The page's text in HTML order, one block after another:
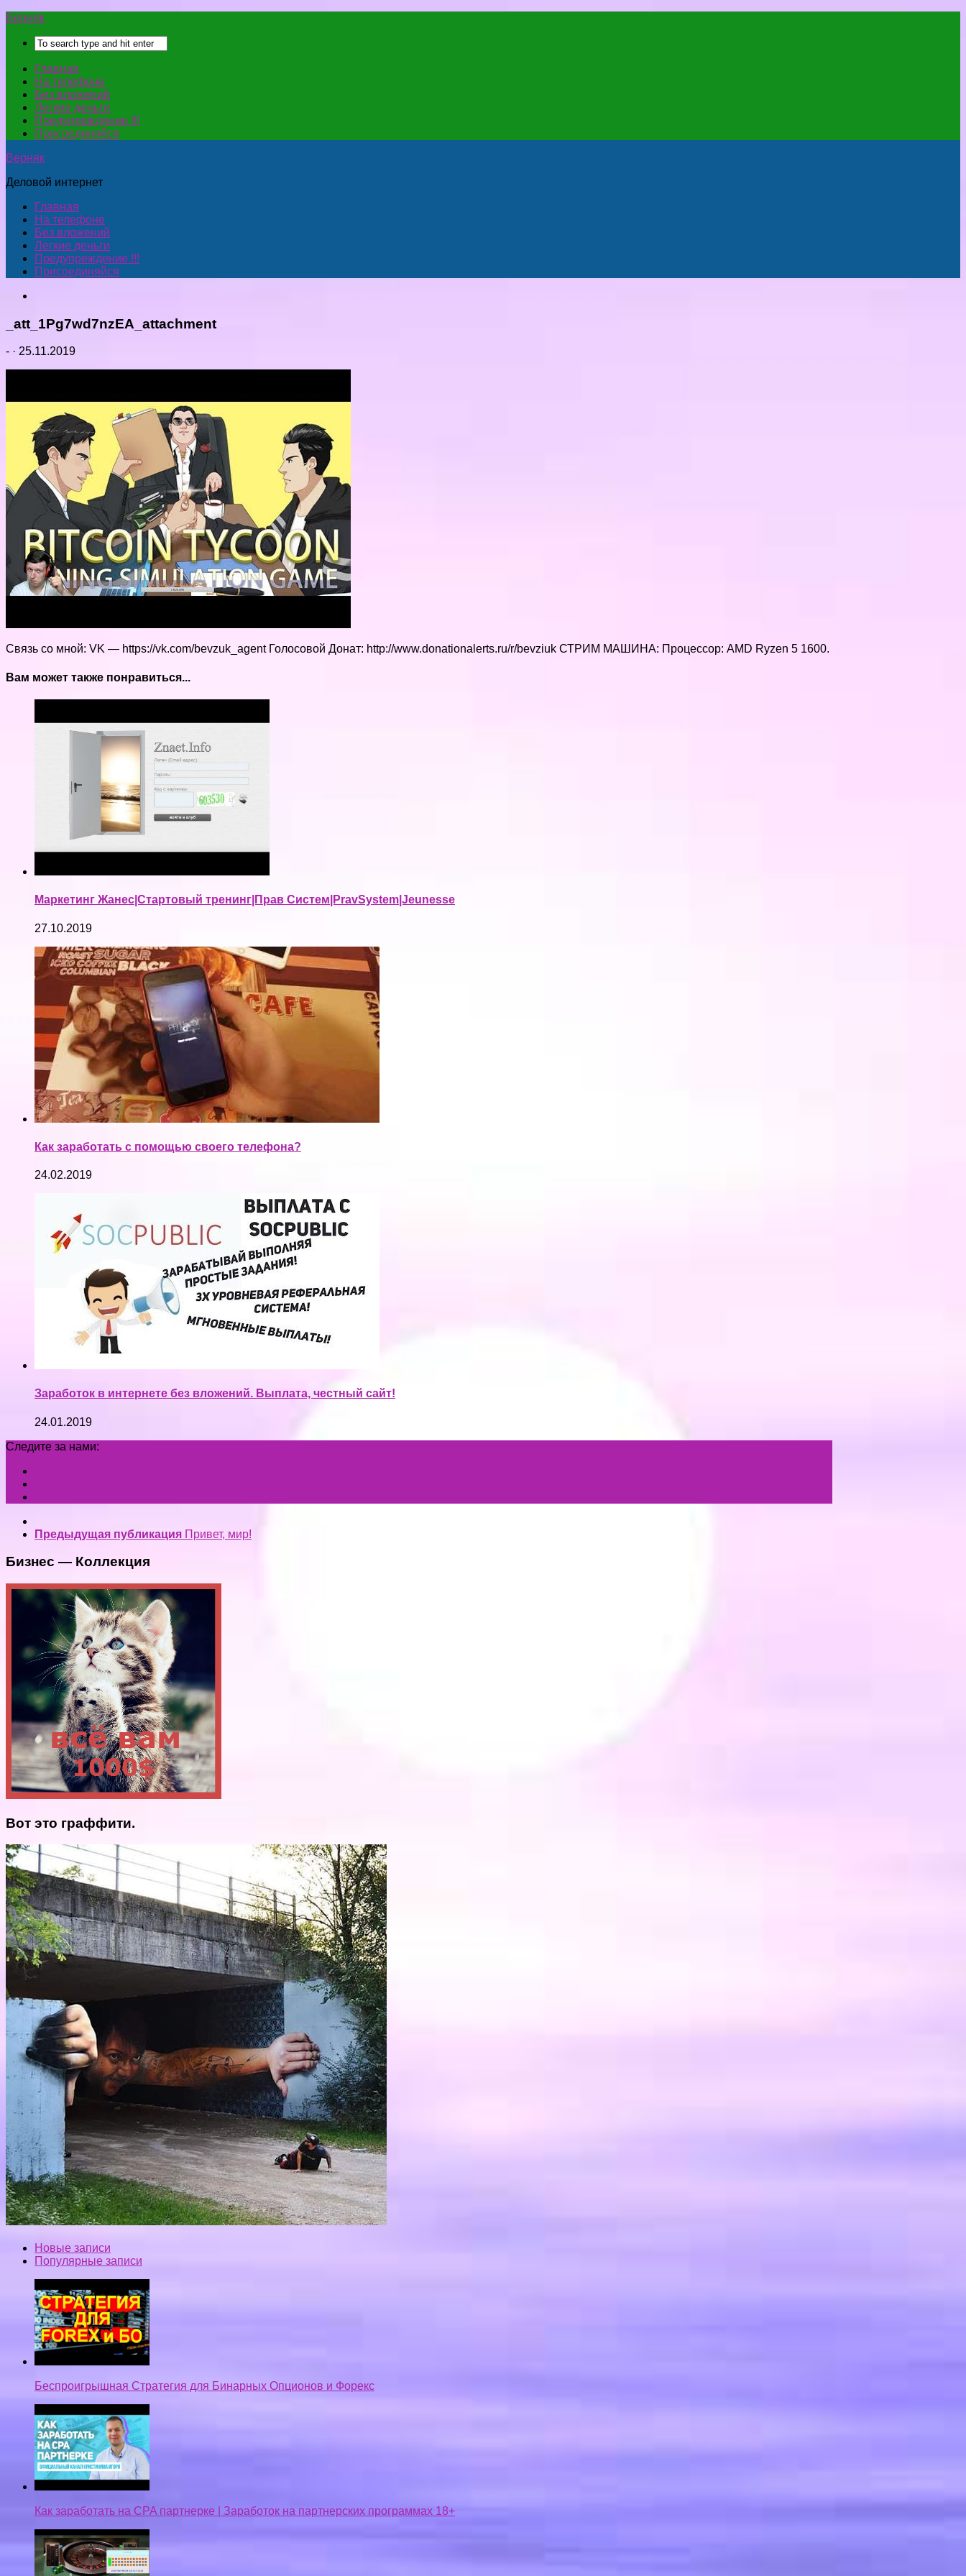
Верняк
Главная
На телефоне
Без вложений
Легкие деньги
Предупреждение !!!
Присоединяйся
Верняк
Деловой интернет
Главная
На телефоне
Без вложений
Легкие деньги
Предупреждение !!!
Присоединяйся
_att_1Pg7wd7nzEA_attachment
- · 25.11.2019
Связь со мной: VK — https://vk.com/bevzuk_agent Голосовой Донат: http://www.donationalerts.ru/r/bevziuk СТРИМ МАШИНА: Процессор: AMD Ryzen 5 1600.
Вам может также понравиться...
Маркетинг Жанес|Стартовый тренинг|Прав Систем|PravSystem|Jeunesse
27.10.2019
Как заработать с помощью своего телефона?
24.02.2019
Заработок в интернете без вложений. Выплата, честный сайт!
24.01.2019
Следите за нами:
Предыдущая публикация Привет, мир!
Бизнес — Коллекция
Вот это граффити.
Новые записи
Популярные записи
Беспроигрышная Стратегия для Бинарных Опционов и Форекс
Как заработать на CPA партнерке | Заработок на партнерских программах 18+